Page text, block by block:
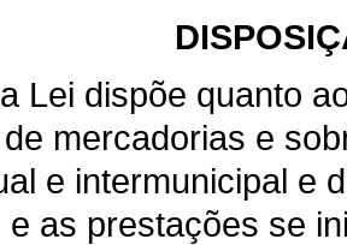
Lei dispõe quanto
mercadorias e
e intermunicipal e
e as prestações se